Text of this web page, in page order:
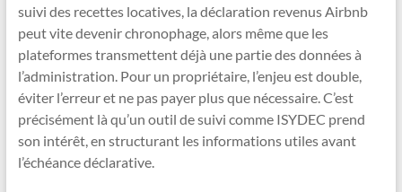
suivi des recettes locatives, la déclaration revenus Airbnb
peut vite devenir chronophage, alors même que les
plateformes transmettent déjà une partie des données à
l’administration. Pour un propriétaire, l’enjeu est double,
éviter l’erreur et ne pas payer plus que nécessaire. C’est
précisément là qu’un outil de suivi comme ISYDEC prend
son intérêt, en structurant les informations utiles avant
l’échéance déclarative.